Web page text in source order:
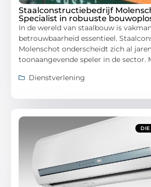
Staalconstructiebedrijf
Specialist in robuuste
In de wereld van staalbouw is
betrouwbaarheid essentieel.
Molenschot onderscheidt zich al
toonaangevende speler in de sector.
Dienstverlening